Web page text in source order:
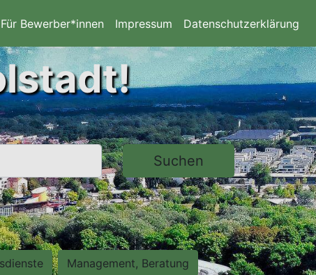
Für Bewerber*innen Impressum Datenschutzerklärung
Suchen
Management, Beratung